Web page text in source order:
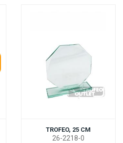
TROFEO, 25 CM
26-2218-0